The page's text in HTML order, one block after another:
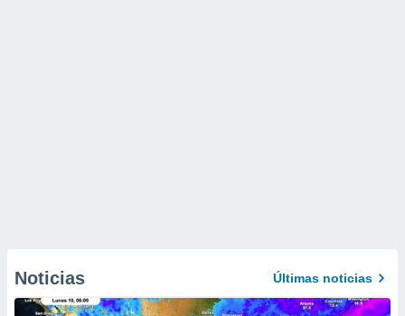
Noticias Últimas noticias